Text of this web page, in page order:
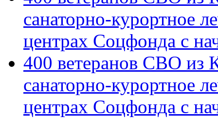
санаторно-курортное
центрах Соцфонда с
400 ветеранов СВО из
санаторно-курортное
центрах Соцфонда с